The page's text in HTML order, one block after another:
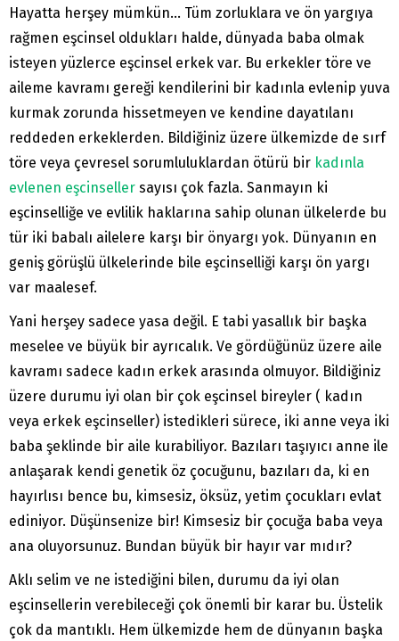
Hayatta herşey mümkün… Tüm zorluklara ve ön yargıya
rağmen eşcinsel oldukları halde, dünyada baba olmak
isteyen yüzlerce eşcinsel erkek var. Bu erkekler töre ve
aileme kavramı gereği kendilerini bir kadınla evlenip yuva
kurmak zorunda hissetmeyen ve kendine dayatılanı
reddeden erkeklerden. Bildiğiniz üzere ülkemizde de sırf
töre veya çevresel sorumluluklardan ötürü bir kadınla
evlenen eşcinseller sayısı çok fazla. Sanmayın ki
eşcinselliğe ve evlilik haklarına sahip olunan ülkelerde bu
tür iki babalı ailelere karşı bir önyargı yok. Dünyanın en
geniş görüşlü ülkelerinde bile eşcinselliği karşı ön yargı
var maalesef.
Yani herşey sadece yasa değil. E tabi yasallık bir başka
meselee ve büyük bir ayrıcalık. Ve gördüğünüz üzere aile
kavramı sadece kadın erkek arasında olmuyor. Bildiğiniz
üzere durumu iyi olan bir çok eşcinsel bireyler ( kadın
veya erkek eşcinseller) istedikleri sürece, iki anne veya iki
baba şeklinde bir aile kurabiliyor. Bazıları taşıyıcı anne ile
anlaşarak kendi genetik öz çocuğunu, bazıları da, ki en
hayırlısı bence bu, kimsesiz, öksüz, yetim çocukları evlat
ediniyor. Düşünsenize bir! Kimsesiz bir çocuğa baba veya
ana oluyorsunuz. Bundan büyük bir hayır var mıdır?
Aklı selim ve ne istediğini bilen, durumu da iyi olan
eşcinsellerin verebileceği çok önemli bir karar bu. Üstelik
çok da mantıklı. Hem ülkemizde hem de dünyanın başka